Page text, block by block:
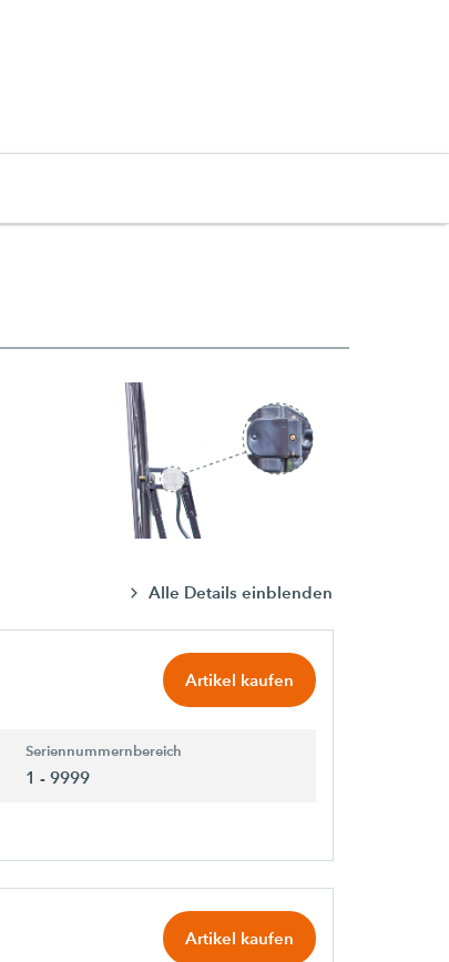
Alle Details einblenden
Artikel kaufen
Seriennummernbereich
1 - 9999
Artikel kaufen